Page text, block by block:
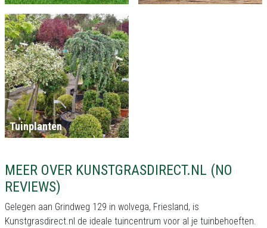
Tuinplanten
MEER OVER KUNSTGRASDIRECT.NL (NO
REVIEWS)
Gelegen aan Grindweg 129 in wolvega, Friesland, is
Kunstgrasdirect.nl de ideale tuincentrum voor al je tuinbehoeften.